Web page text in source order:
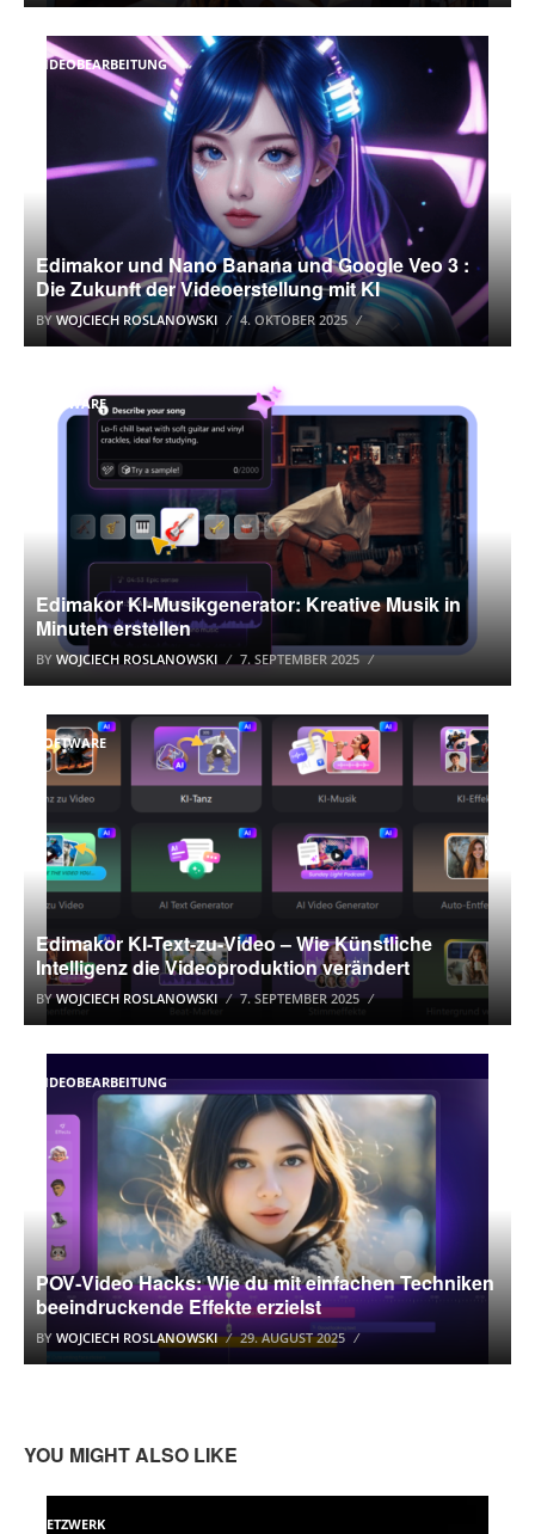
VIDEOBEARBEITUNG
Edimakor und Nano Banana und Google Veo 3 :
Die Zukunft der Videoerstellung mit KI
BY WOJCIECH ROSLANOWSKI 4. OKTOBER 2025
SOFTWARE
Edimakor KI-Musikgenerator: Kreative Musik in
Minuten erstellen
BY WOJCIECH ROSLANOWSKI 7. SEPTEMBER 2025
SOFTWARE
Edimakor KI-Text-zu-Video – Wie Künstliche
Intelligenz die Videoproduktion verändert
BYWOJCIECH ROSLANOWSKI 7. SEPTEMBER 2025
VIDEOBEARBEITUNG
POV‑Video Hacks: Wie du mit einfachen Techniken
beeindruckende Effekte erzielst
BY WOJCIECH ROSLANOWSKI 29. AUGUST 2025
YOU MIGHT ALSO LIKE
NETZWERK